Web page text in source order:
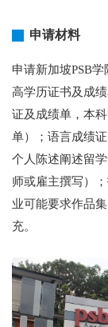
申请材料
申请新加坡PSB
高学历证书及成
证及成绩单，本
单）；语言成绩
个人陈述阐述留
师或雇主撰写）
业可能要求作品
充。